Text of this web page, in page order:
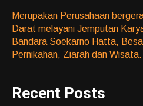
Merupakan Perusahaan
Darat melayani Jemputan
Bandara Soekarno Hatta,
Pernikahan, Ziarah dan Wisata.
Recent Posts